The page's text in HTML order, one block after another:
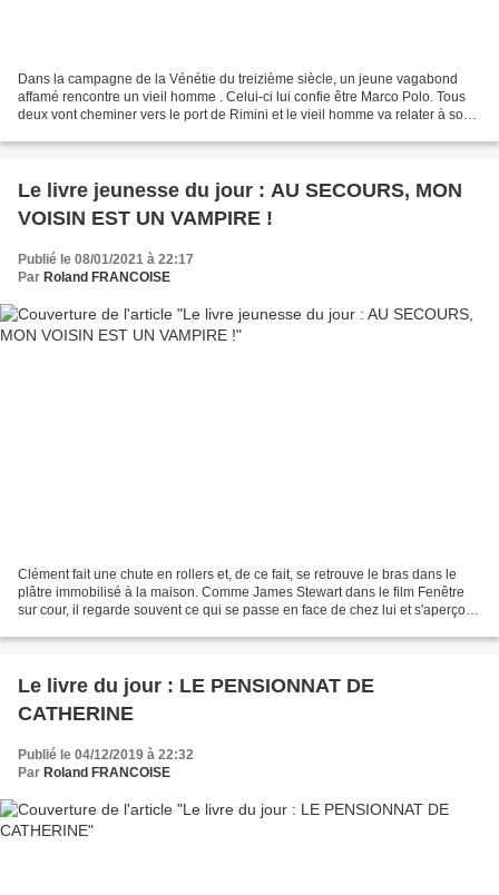
Dans la campagne de la Vénétie du treizième siècle, un jeune vagabond
affamé rencontre un vieil homme . Celui-ci lui confie être Marco Polo. Tous
deux vont cheminer vers le port de Rimini et le vieil homme va relater à son
Le livre jeunesse du jour : AU SECOURS, MON
VOISIN EST UN VAMPIRE !
Publié le 08/01/2021 à 22:17
Par Roland FRANCOISE
Clément fait une chute en rollers et, de ce fait, se retrouve le bras dans le
plâtre immobilisé à la maison. Comme James Stewart dans le film Fenêtre
sur cour, il regarde souvent ce qui se passe en face de chez lui et s'aperçoit
Le livre du jour : LE PENSIONNAT DE
CATHERINE
Publié le 04/12/2019 à 22:32
Par Roland FRANCOISE